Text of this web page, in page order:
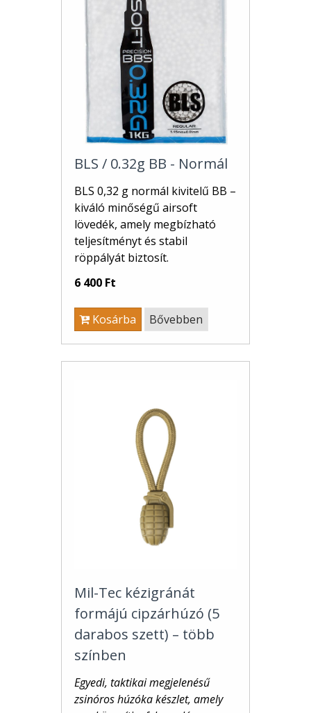
BLS / 0.32g BB - Normál
BLS 0,32 g normál kivitelű BB –
kiváló minőségű airsoft
lövedék, amely megbízható
teljesítményt és stabil
röppályát biztosít.
6 400 Ft
Kosárba Bővebben
Mil-Tec kézigránát
formájú cipzárhúzó (5
darabos szett) – több
színben
Egyedi, taktikai megjelenésű
zsinóros húzóka készlet, amely